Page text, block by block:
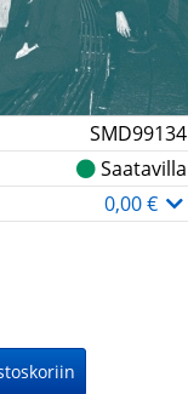
SMD99134
Saatavilla
0,00 €